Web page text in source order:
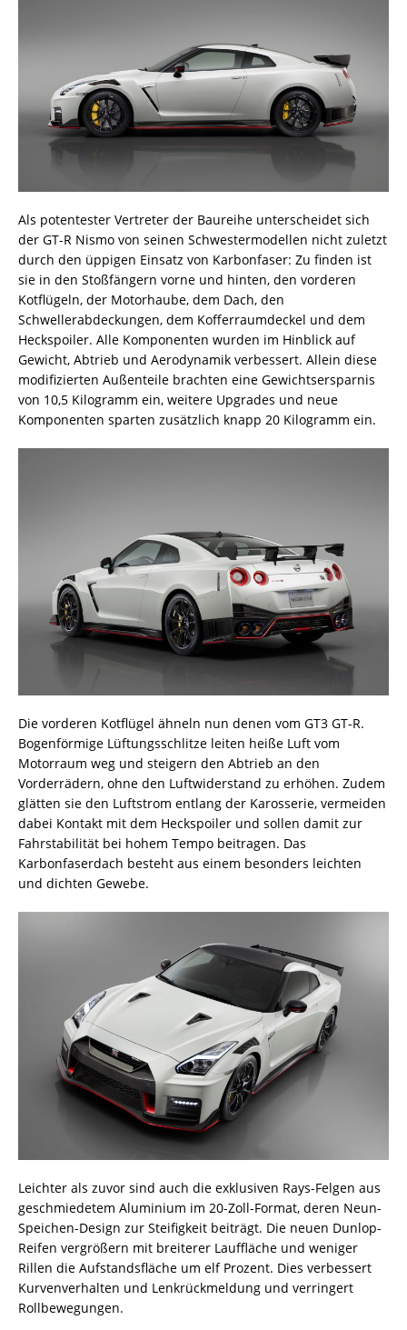
Als potentester Vertreter der Baureihe unterscheidet sich
der GT-R Nismo von seinen Schwestermodellen nicht zuletzt
durch den üppigen Einsatz von Karbonfaser: Zu finden ist
sie in den Stoßfängern vorne und hinten, den vorderen
Kotflügeln, der Motorhaube, dem Dach, den
Schwellerabdeckungen, dem Kofferraumdeckel und dem
Heckspoiler. Alle Komponenten wurden im Hinblick auf
Gewicht, Abtrieb und Aerodynamik verbessert. Allein diese
modifizierten Außenteile brachten eine Gewichtsersparnis
von 10,5 Kilogramm ein, weitere Upgrades und neue
Komponenten sparten zusätzlich knapp 20 Kilogramm ein.
Die vorderen Kotflügel ähneln nun denen vom GT3 GT-R.
Bogenförmige Lüftungsschlitze leiten heiße Luft vom
Motorraum weg und steigern den Abtrieb an den
Vorderrädern, ohne den Luftwiderstand zu erhöhen. Zudem
glätten sie den Luftstrom entlang der Karosserie, vermeiden
dabei Kontakt mit dem Heckspoiler und sollen damit zur
Fahrstabilität bei hohem Tempo beitragen. Das
Karbonfaserdach besteht aus einem besonders leichten
und dichten Gewebe.
Leichter als zuvor sind auch die exklusiven Rays-Felgen aus
geschmiedetem Aluminium im 20-Zoll-Format, deren Neun-
Speichen-Design zur Steifigkeit beiträgt. Die neuen Dunlop-
Reifen vergrößern mit breiterer Lauffläche und weniger
Rillen die Aufstandsfläche um elf Prozent. Dies verbessert
Kurvenverhalten und Lenkrückmeldung und verringert
Rollbewegungen.